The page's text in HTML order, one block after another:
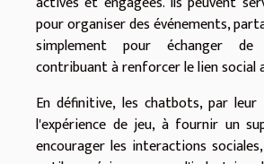
pour organiser des événements,
simplement pour échanger de
contribuant à renforcer le lien social
En définitive, les chatbots, par
l'expérience de jeu, à fournir un
encourager les interactions